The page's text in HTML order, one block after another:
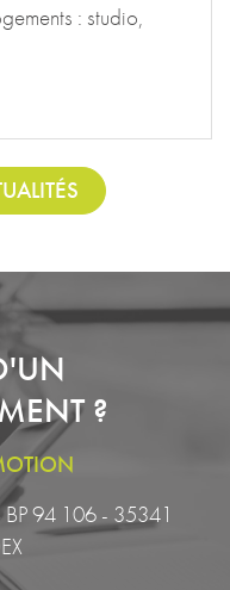
: studio,
?
BP 94 106 - 35341